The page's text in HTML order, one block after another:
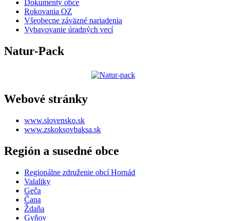
Dokumenty obce
Rokovania OZ
Všeobecne záväzné nariadenia
Vybavovanie úradných vecí
Natur-Pack
Webové stránky
www.slovensko.sk
www.zskoksovbaksa.sk
Región a susedné obce
Regionálne združenie obcí Hornád
Valaliky
Geča
Čana
Ždaňa
Gyňov